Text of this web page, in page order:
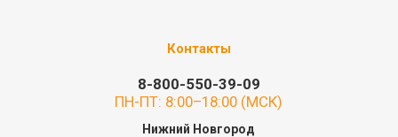
Контакты
8-800-550-39-09
ПН-ПТ: 8:00–18:00 (МСК)
Нижний Новгород